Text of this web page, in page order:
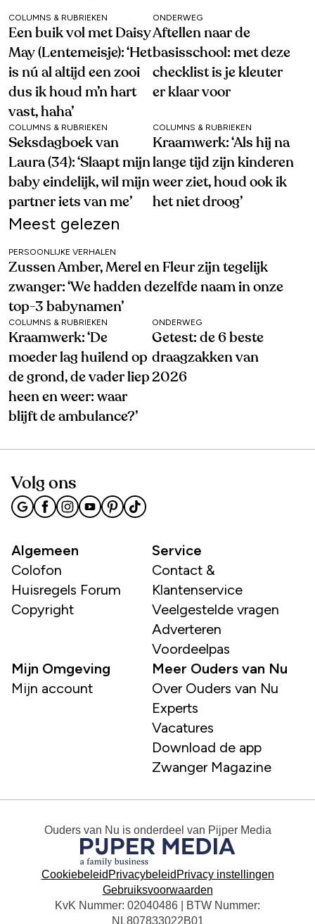
COLUMNS & RUBRIEKEN
Een buik vol met Daisy
May (Lentemeisje): ‘Het
is nú al altijd een zooi
dus ik houd m’n hart
vast, haha’
ONDERWEG
Aftellen naar de
basisschool: met deze
checklist is je kleuter
er klaar voor
COLUMNS & RUBRIEKEN
Seksdagboek van
Laura (34): ‘Slaapt mijn
baby eindelijk, wil mijn
partner iets van me’
COLUMNS & RUBRIEKEN
Kraamwerk: ‘Als hij na
lange tijd zijn kinderen
weer ziet, houd ook ik
het niet droog’
Meest gelezen
PERSOONLIJKE VERHALEN
Zussen Amber, Merel en Fleur zijn tegelijk
zwanger: ‘We hadden dezelfde naam in onze
top-3 babynamen’
COLUMNS & RUBRIEKEN
Kraamwerk: ‘De
moeder lag huilend op
de grond, de vader liep
heen en weer: waar
blijft de ambulance?’
ONDERWEG
Getest: de 6 beste
draagzakken van
2026
Volg ons
Algemeen
Colofon
Huisregels Forum
Copyright
Service
Contact &
Klantenservice
Veelgestelde vragen
Adverteren
Voordeelpas
Mijn Omgeving
Mijn account
Meer Ouders van Nu
Over Ouders van Nu
Experts
Vacatures
Download de app
Zwanger Magazine
Ouders van Nu is onderdeel van Pijper Media
Cookiebeleid Privacybeleid Privacy instellingen
Gebruiksvoorwaarden
KvK Nummer: 02040486 | BTW Nummer:
NL807833022B01